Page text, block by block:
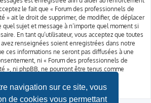
navigation sur ce site, vous
de cookies vous permettant
le fait que « Forum des professionnels de
» ait le droit de supprimer, de modifier, de déplacer
quel sujet et message à n’importe quel moment si
En tant qu’utilisateur, vous acceptez que toutes
renseignées soient enregistrées dans notre
ces informations ne seront pas diffusées à une
ni « Forum des professionnels de
», ni phpBB, ne pourront être tenus comme